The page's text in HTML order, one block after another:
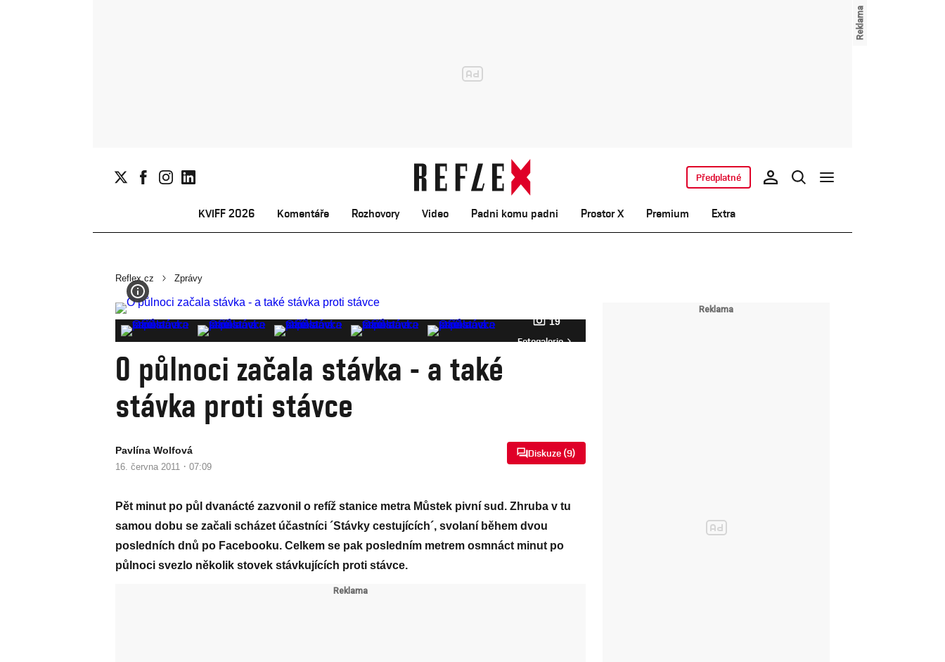
KVIFF 2026 Komentáře Rozhovory Video Padni komu padni Prostor X Premium Extra
Předplatné
Reflex.cz Zprávy
19
Fotogalerie
O půlnoci začala stávka - a také
stávka proti stávce
Pavlína Wolfová
16. června 2011 · 07:09
Diskuze (9)
Pět minut po půl dvanácté zazvonil o refíž stanice metra Můstek pivní sud. Zhruba v tu
samou dobu se začali scházet účastníci ´Stávky cestujících´, svolaní během dvou
posledních dnů po Facebooku. Celkem se pak posledním metrem osmnáct minut po
půlnoci svezlo několik stovek stávkujících proti stávce.